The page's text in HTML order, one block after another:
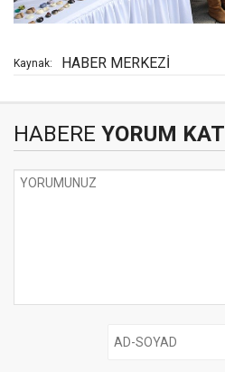
Kaynak: HABER MERKEZİ
HABERE YORUM KAT